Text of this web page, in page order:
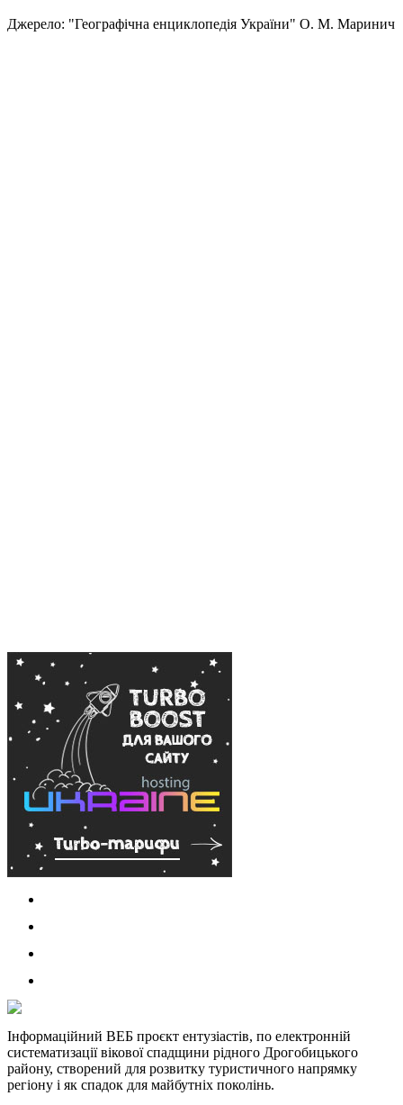
Джерело: "Географічна енциклопедія України" О. М. Маринич
Інформаційний ВЕБ проєкт ентузіастів, по електронній
систематизації вікової спадщини рідного Дрогобицького
району, створений для розвитку туристичного напрямку
регіону і як спадок для майбутніх поколінь.